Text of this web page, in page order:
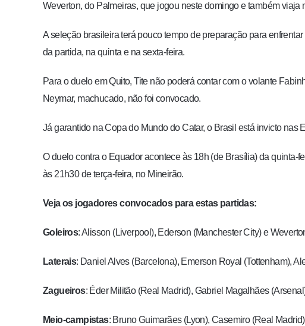
Weverton, do Palmeiras, que jogou neste domingo e também viaja
A seleção brasileira terá pouco tempo de preparação para
da partida, na quinta e na sexta-feira.
Para o duelo em Quito, Tite não poderá contar com o volante
Neymar, machucado, não foi convocado.
Já garantido na Copa do Mundo do Catar, o Brasil está invicto nas
O duelo contra o Equador acontece às 18h (de Brasília) da
às 21h30 de terça-feira, no Mineirão.
Veja os jogadores convocados para estas partidas:
Goleiros: Alisson (Liverpool), Ederson (Manchester City) e
Laterais: Daniel Alves (Barcelona), Emerson Royal (Tottenham),
Zagueiros: Éder Militão (Real Madrid), Gabriel Magalhães
Meio-campistas: Bruno Guimarães (Lyon), Casemiro (Real